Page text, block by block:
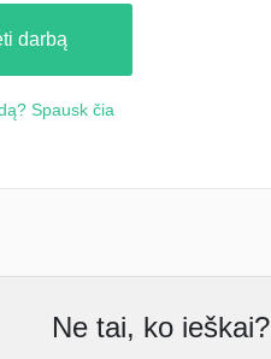
darbą
Spausk čia
Ne tai, ko ieškai?